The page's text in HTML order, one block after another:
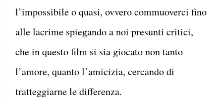
l’impossibile o quasi, ovvero commuoverci fino
alle lacrime spiegando a noi presunti critici,
che in questo film si sia giocato non tanto
l’amore, quanto l’amicizia, cercando di
tratteggiarne le differenza.